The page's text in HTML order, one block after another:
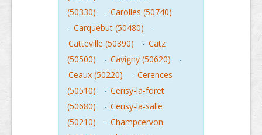
(50330)
- Carolles (50740)
- Carquebut (50480)
-
Catteville (50390)
- Catz
(50500)
- Cavigny (50620)
-
Ceaux (50220)
- Cerences
(50510)
- Cerisy-la-foret
(50680)
- Cerisy-la-salle
(50210)
- Champcervon